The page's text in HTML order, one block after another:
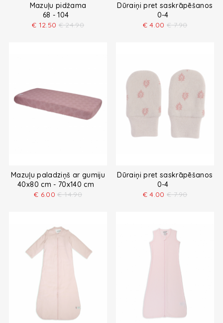
Mazuļu pidžama
68 - 104
€ 12.50 € 24.90
Dūraiņi pret saskrāpēšanos
0-4
€ 4.00 € 7.90
Mazuļu paladziņš ar gumiju
40x80 cm - 70x140 cm
€ 6.00 € 14.90
Dūraiņi pret saskrāpēšanos
0-4
€ 4.00 € 7.90